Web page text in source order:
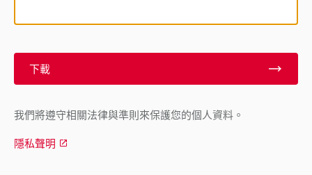
下載
我們將遵守相關法律與準則來保護您的個人資料。
隱私聲明